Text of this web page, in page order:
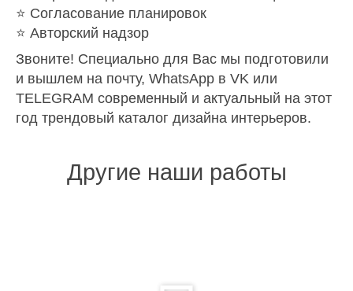
⭐️ Согласование планировок
⭐️ Авторский надзор
Звоните! Специально для Вас мы подготовили
и вышлем на почту, WhatsApp в VK или
TELEGRAM современный и актуальный на этот
год трендовый каталог дизайна интерьеров.
Другие наши работы